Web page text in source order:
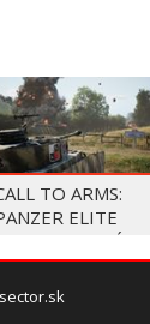
TO ARMS:
ELITE
DOSTAL VEĽKÚ